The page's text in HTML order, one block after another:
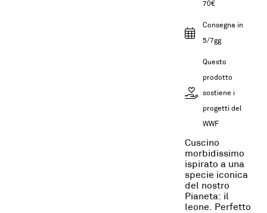
70€
Consegna in
5/7gg
Questo
prodotto
sostiene i
progetti del
WWF
Cuscino
morbidissimo
ispirato a una
specie iconica
del nostro
Pianeta: il
leone. Perfetto